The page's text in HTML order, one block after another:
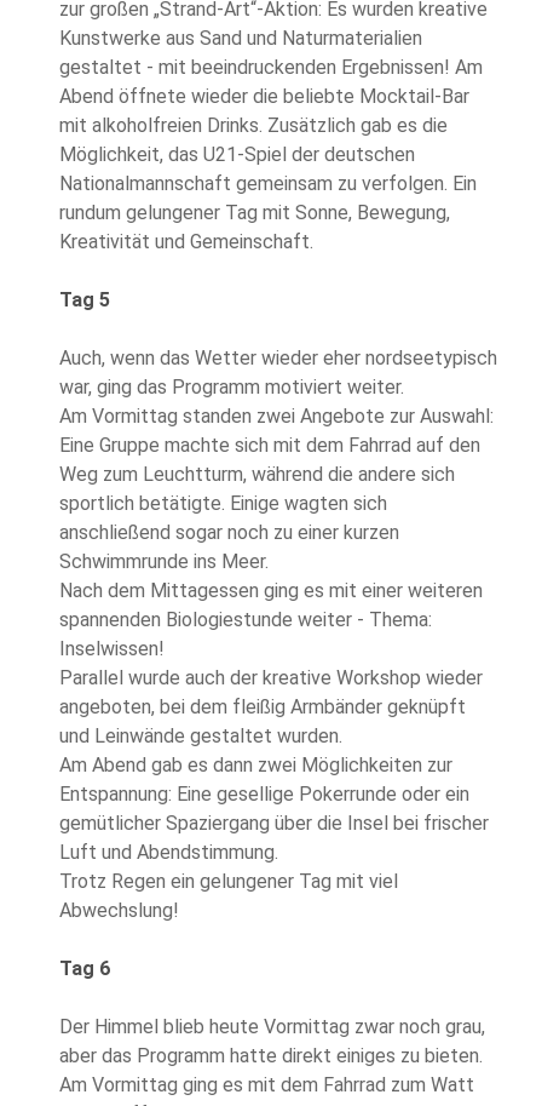
zur großen „Strand-Art“-Aktion: Es wurden kreative
Kunstwerke aus Sand und Naturmaterialien
gestaltet - mit beeindruckenden Ergebnissen! Am
Abend öffnete wieder die beliebte Mocktail-Bar
mit alkoholfreien Drinks. Zusätzlich gab es die
Möglichkeit, das U21-Spiel der deutschen
Nationalmannschaft gemeinsam zu verfolgen. Ein
rundum gelungener Tag mit Sonne, Bewegung,
Kreativität und Gemeinschaft.
Tag 5
Auch, wenn das Wetter wieder eher nordseetypisch
war, ging das Programm motiviert weiter.
Am Vormittag standen zwei Angebote zur Auswahl:
Eine Gruppe machte sich mit dem Fahrrad auf den
Weg zum Leuchtturm, während die andere sich
sportlich betätigte. Einige wagten sich
anschließend sogar noch zu einer kurzen
Schwimmrunde ins Meer.
Nach dem Mittagessen ging es mit einer weiteren
spannenden Biologiestunde weiter - Thema:
Inselwissen!
Parallel wurde auch der kreative Workshop wieder
angeboten, bei dem fleißig Armbänder geknüpft
und Leinwände gestaltet wurden.
Am Abend gab es dann zwei Möglichkeiten zur
Entspannung: Eine gesellige Pokerrunde oder ein
gemütlicher Spaziergang über die Insel bei frischer
Luft und Abendstimmung.
Trotz Regen ein gelungener Tag mit viel
Abwechslung!
Tag 6
Der Himmel blieb heute Vormittag zwar noch grau,
aber das Programm hatte direkt einiges zu bieten.
Am Vormittag ging es mit dem Fahrrad zum Watt